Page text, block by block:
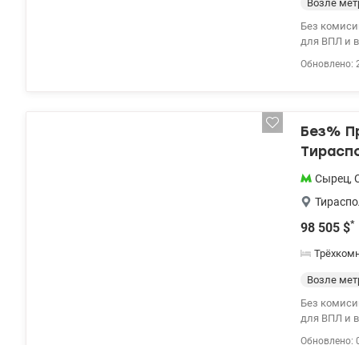
Возле
Без
для ВПЛ и
новая
минут
ВПЛ и
Обновлено:
Без%
Сырец,
98 505 $*
Возле
Без
для ВПЛ и
Обновлено: